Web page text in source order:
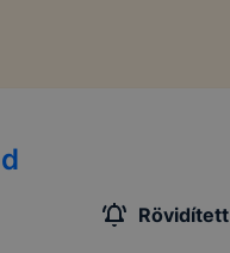
Rövidített